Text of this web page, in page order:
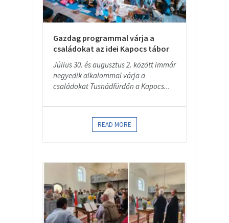
Gazdag programmal várja a
családokat az idei Kapocs tábor
Július 30. és augusztus 2. között immár
negyedik alkalommal várja a
családokat Tusnádfürdőn a Kapocs...
READ MORE